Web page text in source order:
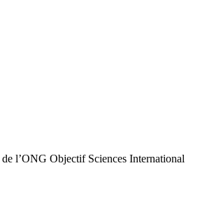
l’ONG Objectif Sciences International